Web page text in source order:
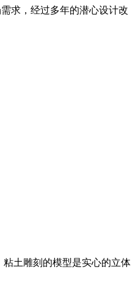
求，经过多年的潜心设计改
土雕刻的模型是实心的立体